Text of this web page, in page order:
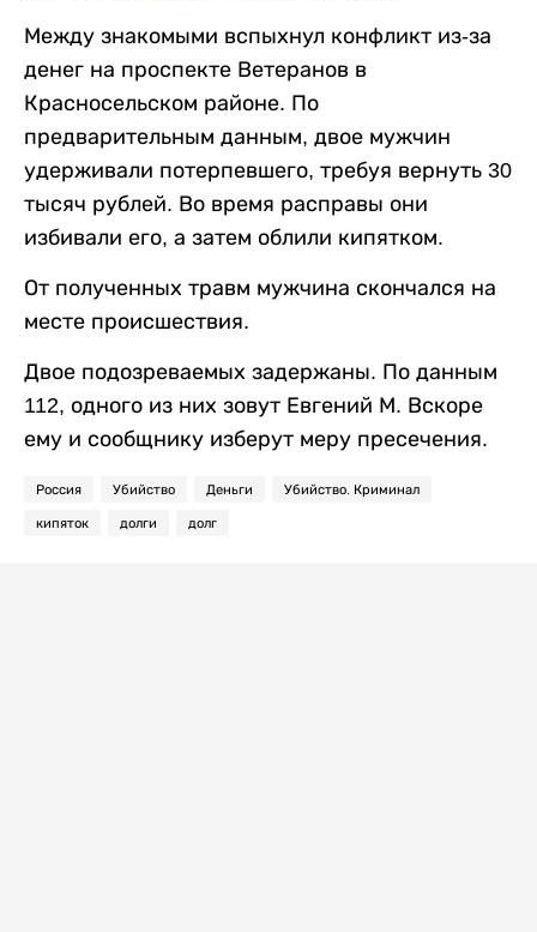
Между знакомыми вспыхнул конфликт из-за
денег на проспекте Ветеранов в
Красносельском районе. По
предварительным данным, двое мужчин
удерживали потерпевшего, требуя вернуть 30
тысяч рублей. Во время расправы они
избивали его, а затем облили кипятком.
От полученных травм мужчина скончался на
месте происшествия.
Двое подозреваемых задержаны. По данным
112, одного из них зовут Евгений М. Вскоре
ему и сообщнику изберут меру пресечения.
Россия Убийство Деньги Убийство. Криминал
кипяток долги долг